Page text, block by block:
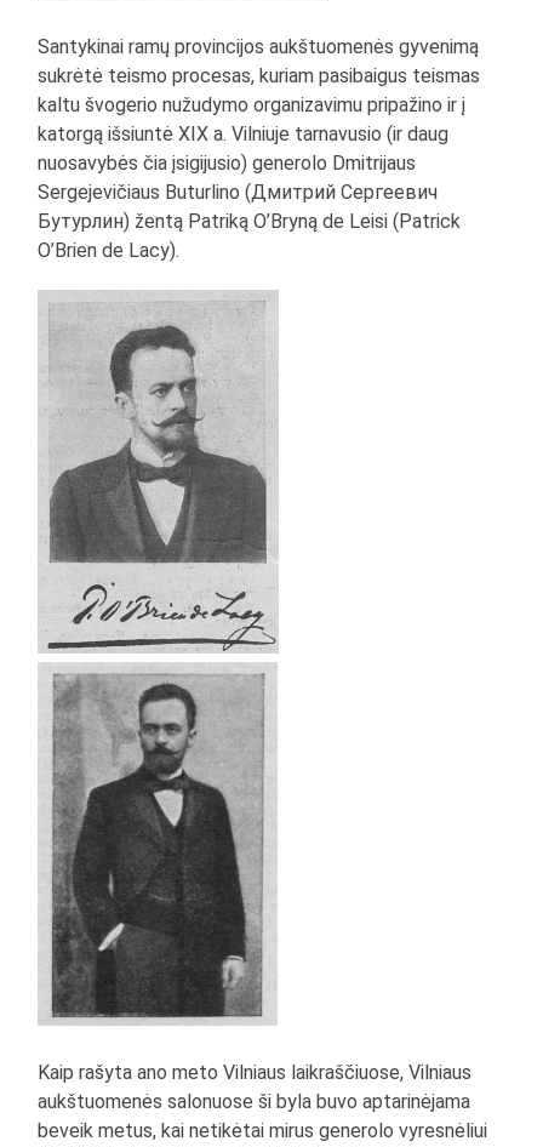
Santykinai ramų provincijos aukštuomenės gyvenimą
sukrėtė teismo procesas, kuriam pasibaigus teismas
kaltu švogerio nužudymo organizavimu pripažino ir į
katorgą išsiuntė XIX a. Vilniuje tarnavusio (ir daug
nuosavybės čia įsigijusio) generolo Dmitrijaus
Sergejevičiaus Buturlino (Дмитрий Сергеевич
Бутурлин) žentą Patriką O’Bryną de Leisi (Patrick
O’Brien de Lacy).
Kaip rašyta ano meto Vilniaus laikraščiuose, Vilniaus
aukštuomenės salonuose ši byla buvo aptarinėjama
beveik metus, kai netikėtai mirus generolo vyresnėliui